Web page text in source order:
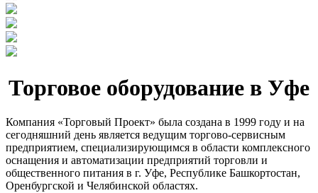
Торговое оборудование в Уфе
Компания «Торговый Проект» была создана в 1999 году и на
сегодняшний день является ведущим торгово-сервисным
предприятием, специализирующимся в области комплексного
оснащения и автоматизации предприятий торговли и
общественного питания в г. Уфе, Республике Башкортостан,
Оренбургской и Челябинской областях.